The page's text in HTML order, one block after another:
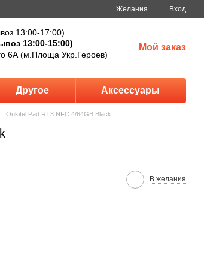
Желания Вход
13:00-17:00)
13:00-15:00)
6А (м.Площа Укр.Героев)
Мой заказ
Другое Аксессуары
Oukitel Pad RT3 NFC 4/64GB Black
В желания